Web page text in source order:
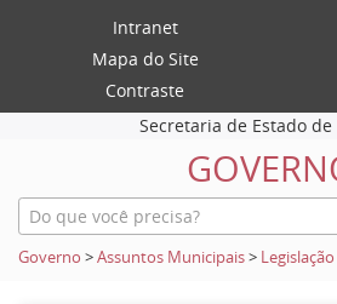
Intranet
Mapa do Site
Contraste
Secretaria de Estado de
Governo >Assuntos Municipais> Legislação